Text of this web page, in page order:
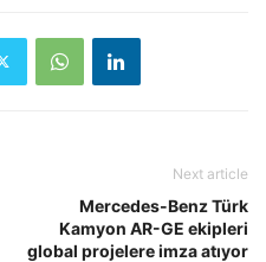
Next article
Mercedes-Benz Türk
Kamyon AR-GE ekipleri
global projelere imza atıyor